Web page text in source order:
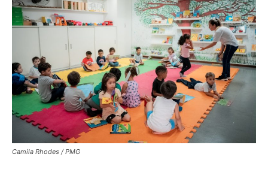
Camila Rhodes / PMG